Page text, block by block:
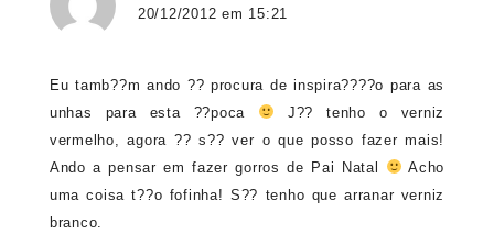
20/12/2012 em 15:21
Eu tamb??m ando ?? procura de inspira????o para as
unhas para esta ??poca
J?? tenho o verniz
vermelho, agora ?? s?? ver o que posso fazer mais!
Ando a pensar em fazer gorros de Pai Natal
Acho
uma coisa t??o fofinha! S?? tenho que arranar verniz
branco.